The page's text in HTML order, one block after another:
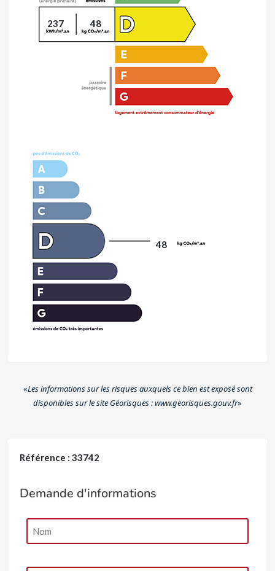
237 48
48
«Les informations sur les risques auxquels ce bien est exposé sont
disponibles sur le site Géorisques : www.georisques.gouv.fr»
Référence : 33742
Demande d'informations